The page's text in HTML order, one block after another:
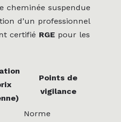
cheminée suspendue
d’un professionnel
certifié RGE pour les
Points de
vigilance
Norme